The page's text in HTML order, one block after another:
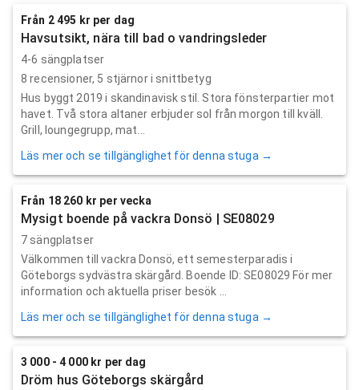
Från 2 495 kr per dag
Havsutsikt, nära till bad o vandringsleder
4-6 sängplatser
8 recensioner, 5 stjärnor i snittbetyg
Hus byggt 2019 i skandinavisk stil. Stora fönsterpartier mot
havet. Två stora altaner erbjuder sol från morgon till kväll.
Grill, loungegrupp, mat...
Läs mer och se tillgänglighet för denna stuga →
Från 18 260 kr per vecka
Mysigt boende på vackra Donsö | SE08029
7 sängplatser
Välkommen till vackra Donsö, ett semesterparadis i
Göteborgs sydvästra skärgård. Boende ID: SE08029 För mer
information och aktuella priser besök ...
Läs mer och se tillgänglighet för denna stuga →
3 000 - 4 000 kr per dag
Dröm hus Göteborgs skärgård